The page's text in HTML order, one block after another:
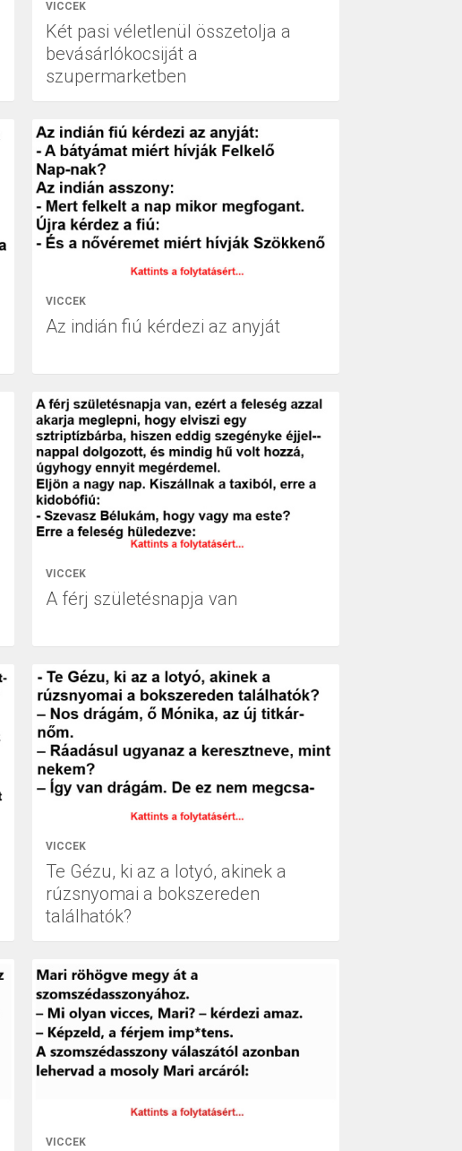
VICCEK
Két pasi véletlenül összetolja a
bevásárlókocsiját a
szupermarketben
VICCEK
Az indián fiú kérdezi az anyját
VICCEK
A férj születésnapja van
VICCEK
Te Gézu, ki az a lotyó, akinek a
rúzsnyomai a bokszereden
találhatók?
VICCEK